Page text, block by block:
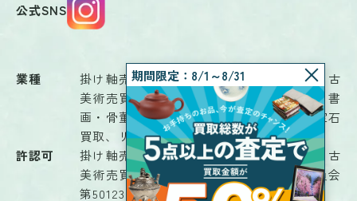
期間限定：8/1～8/31
公式SNS
業種
掛け軸売買、骨董品鑑定業、骨董品売買、古
美術売買、古物商、茶道具、書画鑑定業、書
画・骨董品商、書画売買、古道具販売、宝石
買取、リサイクルショップ、解体業
許認可
掛け軸売買、骨董品鑑定業、骨董品売買、古
美術売買、古物（古物商）富山県公安委員会
第501230008701号